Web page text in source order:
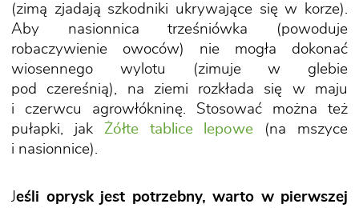
(zimą zjadają szkodniki ukrywające się w korze).
Aby nasionnica trześniówka (powoduje
robaczywienie owoców) nie mogła dokonać
wiosennego wylotu (zimuje w glebie
pod czereśnią), na ziemi rozkłada się w maju
i czerwcu agrowłókninę. Stosować można też
pułapki, jak Żółte tablice lepowe (na mszyce
i nasionnice).
Jeśli oprysk jest potrzebny, warto w pierwszej